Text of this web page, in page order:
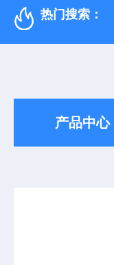
热门搜索：
产品中心